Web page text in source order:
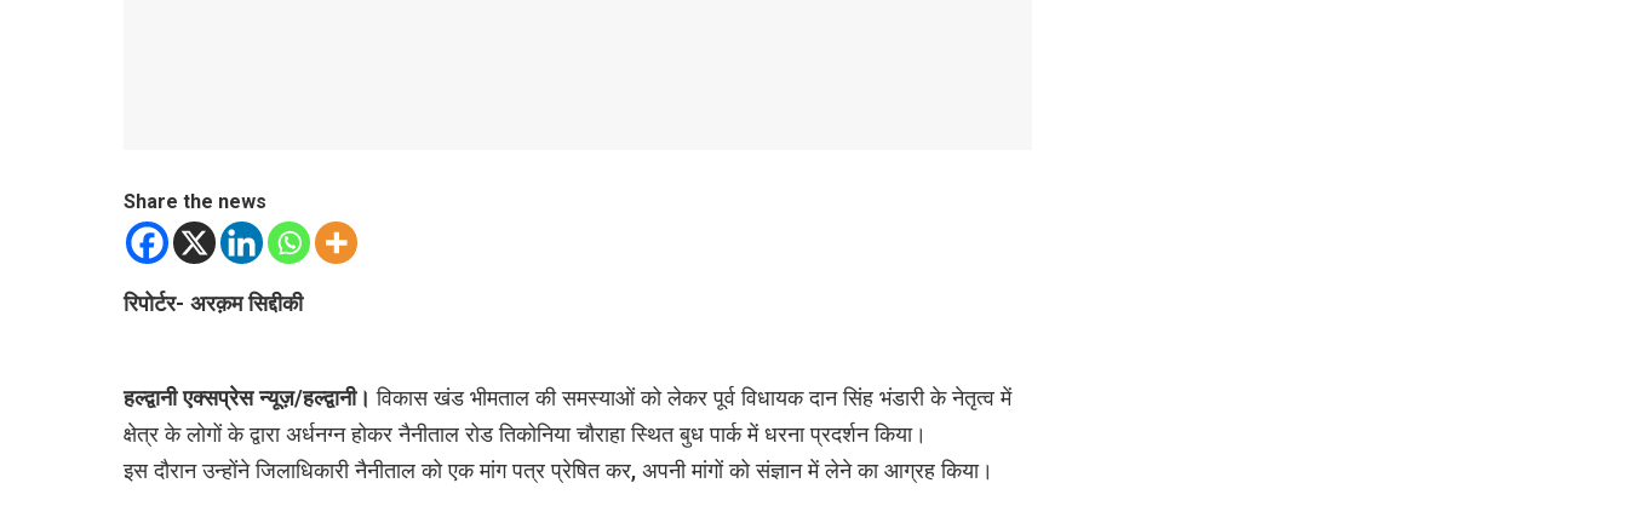
Share the news
रिपोर्टर- अरक़म सिद्दीकी
हल्द्वानी एक्सप्रेस न्यूज़/हल्द्वानी।विकास खंड भीमताल की समस्याओं को लेकर पूर्व विधायक दान सिंह भंडारी के नेतृत्व में
क्षेत्र के लोगों के द्वारा अर्धनग्न होकर नैनीताल रोड तिकोनिया चौराहा स्थित बुध पार्क में धरना प्रदर्शन किया।
इस दौरान उन्होंने जिलाधिकारी नैनीताल को एक मांग पत्र प्रेषित कर, अपनी मांगों को संज्ञान में लेने का आग्रह किया।